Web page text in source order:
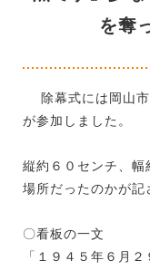
を奪
除幕式には岡山市
が参加しました。
縦約６０センチ、幅
場所だったのかが記
〇看板の一文
「１９４５年６月